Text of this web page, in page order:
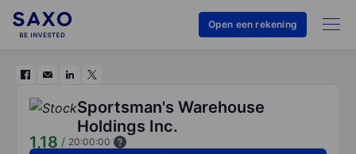
Open een rekening
Sportsman's Warehouse
Holdings Inc.
1,18 / 20:00:00